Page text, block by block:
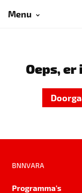
Menu
Oeps, er
BNNVARA
Programma's